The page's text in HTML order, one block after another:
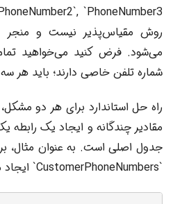
روش مقیاس‌پذیر نیست و منجر
می‌شود. فرض کنید می‌خواهید
شماره تلفن خاصی دارند؛ باید هر
راه حل استاندارد برای هر دو
جدول اصلی است. به عنوان مثال،
`CustomerPhoneNumbers` ایجاد می‌کنید: